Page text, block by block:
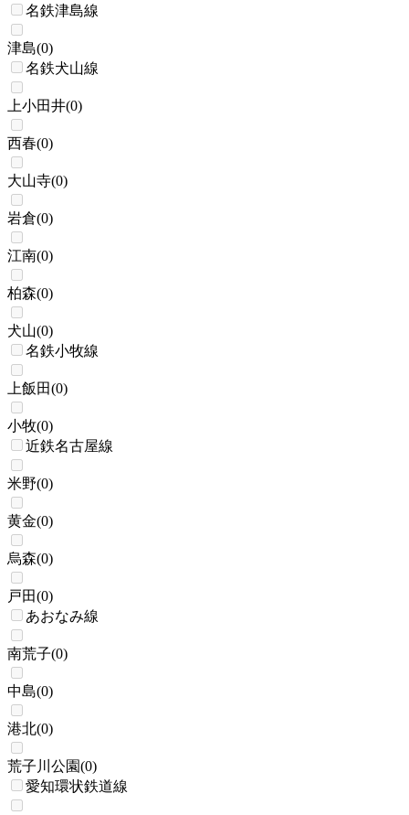
名鉄津島線
津島(0)
名鉄犬山線
上小田井(0)
西春(0)
大山寺(0)
岩倉(0)
江南(0)
柏森(0)
犬山(0)
名鉄小牧線
上飯田(0)
小牧(0)
近鉄名古屋線
米野(0)
黄金(0)
烏森(0)
戸田(0)
あおなみ線
南荒子(0)
中島(0)
港北(0)
荒子川公園(0)
愛知環状鉄道線